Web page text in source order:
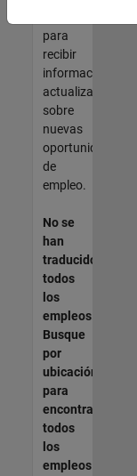
para
recibir
información
actualizada
sobre
nuevas
oportunidades
de
empleo.
No se
han
traducido
todos
los
empleos.
Busque
por
ubicación
para
encontrar
todos
los
empleos